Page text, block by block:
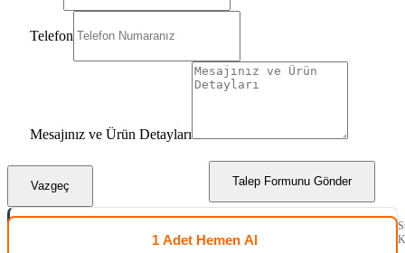
Telefon
Mesajınız ve Ürün Detayları
Talep Formunu Gönder
Vazgeç
1 Adet Hemen Al